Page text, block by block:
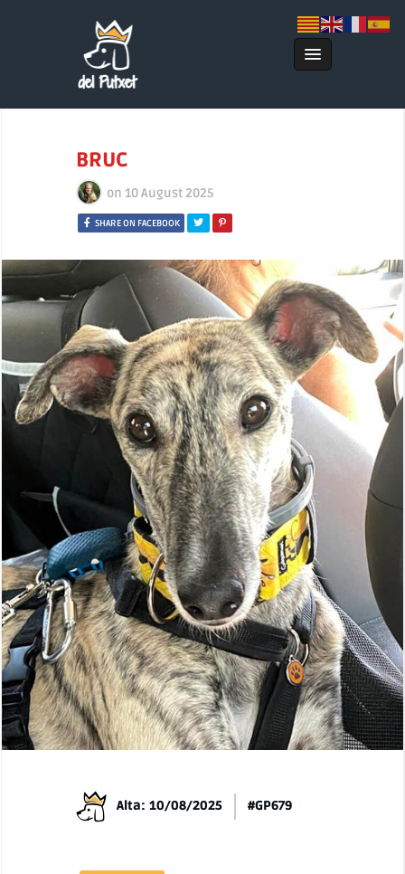
BRUC
on 10 August 2025
SHARE ON FACEBOOK
Alta: 10/08/2025 #GP679